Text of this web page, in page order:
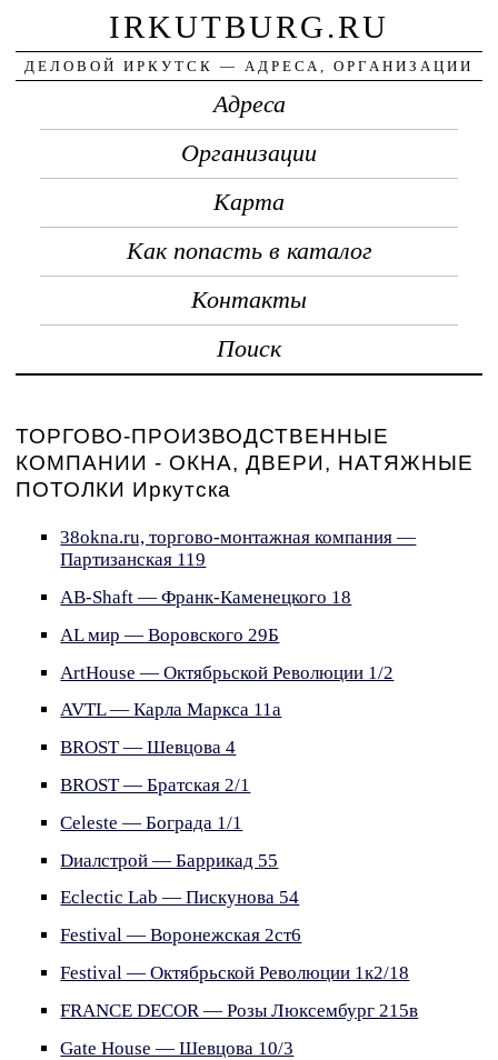
IRKUTBURG.RU
ДЕЛОВОЙ ИРКУТСК — АДРЕСА, ОРГАНИЗАЦИИ
Адреса
Организации
Карта
Как попасть в каталог
Контакты
Поиск
ТОРГОВО-ПРОИЗВОДСТВЕННЫЕ
КОМПАНИИ - ОКНА, ДВЕРИ, НАТЯЖНЫЕ
ПОТОЛКИ Иркутска
38okna.ru, торгово-монтажная компания —
Партизанская 119
AB-Shaft — Франк-Каменецкого 18
AL мир — Воровского 29Б
ArtHouse — Октябрьской Революции 1/2
AVTL — Карла Маркса 11а
BROST — Шевцова 4
BROST — Братская 2/1
Celeste — Бограда 1/1
Dиалстрой — Баррикад 55
Eclectic Lab — Пискунова 54
Festival — Воронежская 2ст6
Festival — Октябрьской Революции 1к2/18
FRANCE DECOR — Розы Люксембург 215в
Gate House — Шевцова 10/3